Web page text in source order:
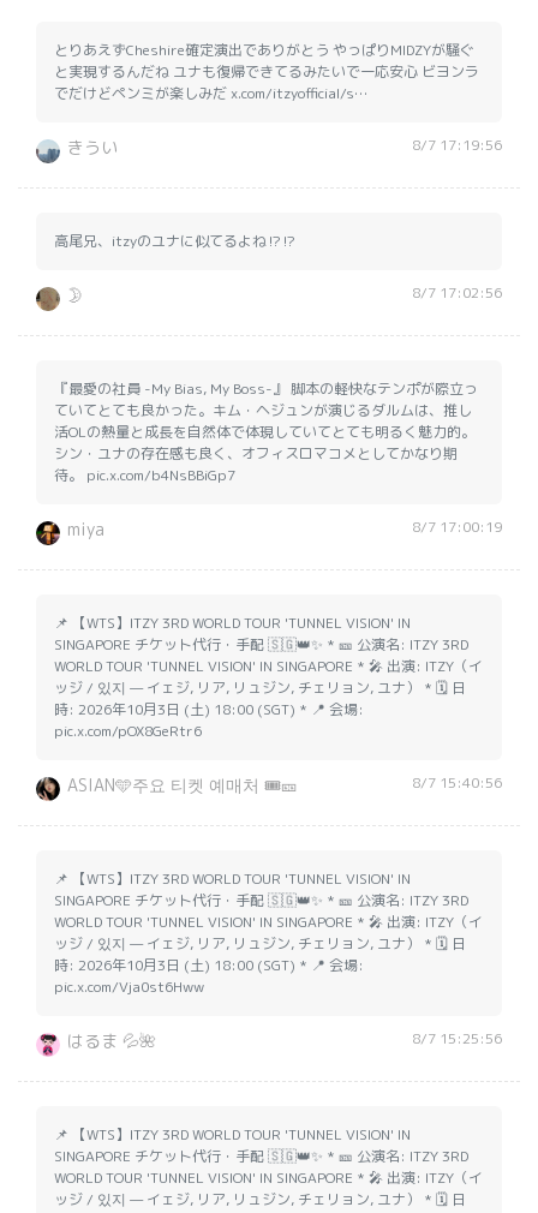
とりあえずCheshire確定演出でありがとう やっぱりMIDZYが騒ぐ
と実現するんだね ユナも復帰できてるみたいで一応安心 ビヨンラ
でだけどペンミが楽しみだ x.com/itzyofficial/s…
きうい 8/7 17:19:56
高尾兄、itzyのユナに似てるよね⁉️⁉️
🌛 8/7 17:02:56
『最愛の社員 -My Bias, My Boss-』 脚本の軽快なテンポが際立っ
ていてとても良かった。キム・ヘジュンが演じるダルムは、推し
活OLの熱量と成長を自然体で体現していてとても明るく魅力的。
シン・ユナの存在感も良く、オフィスロマコメとしてかなり期
待。 pic.x.com/b4NsBBiGp7
miya 8/7 17:00:19
📌 【WTS】ITZY 3RD WORLD TOUR 'TUNNEL VISION' IN
SINGAPORE チケット代行・手配 🇸🇬👑✨ * 🎫 公演名: ITZY 3RD
WORLD TOUR 'TUNNEL VISION' IN SINGAPORE * 🎤 出演: ITZY（イ
ッジ / 있지 — イェジ, リア, リュジン, チェリョン, ユナ） * 🗓️ 日
時: 2026年10月3日 (土) 18:00 (SGT) * 📍 会場:
pic.x.com/pOX8GeRtr6
ASIAN🩵주요 티켓 예매처 🎟️🎫 8/7 15:40:56
📌 【WTS】ITZY 3RD WORLD TOUR 'TUNNEL VISION' IN
SINGAPORE チケット代行・手配 🇸🇬👑✨ * 🎫 公演名: ITZY 3RD
WORLD TOUR 'TUNNEL VISION' IN SINGAPORE * 🎤 出演: ITZY（イ
ッジ / 있지 — イェジ, リア, リュジン, チェリョン, ユナ） * 🗓️ 日
時: 2026年10月3日 (土) 18:00 (SGT) * 📍 会場:
pic.x.com/Vja0st6Hww
はるま 💦🌺 8/7 15:25:56
📌 【WTS】ITZY 3RD WORLD TOUR 'TUNNEL VISION' IN
SINGAPORE チケット代行・手配 🇸🇬👑✨ * 🎫 公演名: ITZY 3RD
WORLD TOUR 'TUNNEL VISION' IN SINGAPORE * 🎤 出演: ITZY（イ
ッジ / 있지 — イェジ, リア, リュジン, チェリョン, ユナ） * 🗓️ 日